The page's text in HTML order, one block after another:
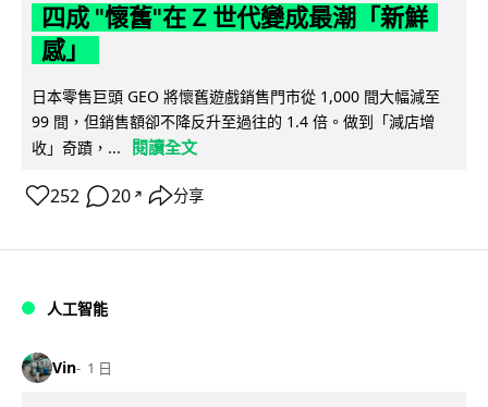
四成 "懷舊"在 Z 世代變成最潮「新鮮
感」
日本零售巨頭 GEO 將懷舊遊戲銷售門市從 1,000 間大幅減至
99 間，但銷售額卻不降反升至過往的 1.4 倍。做到「減店增
收」奇蹟，...
閱讀全文
252 20 ↗ 分享
人工智能
Vin 1 日